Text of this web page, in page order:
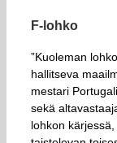
F-lohko
”Kuoleman
hallitseva
mestari
sekä
lohkon